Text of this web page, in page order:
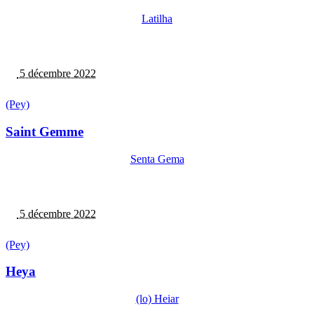
Latilha
5 décembre 2022
(Pey)
Saint Gemme
Senta Gema
5 décembre 2022
(Pey)
Heya
(lo) Heiar